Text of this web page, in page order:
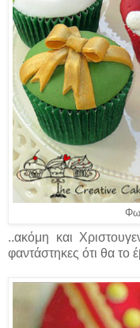
..ακόμη και
φαντάστηκες ότι θα το